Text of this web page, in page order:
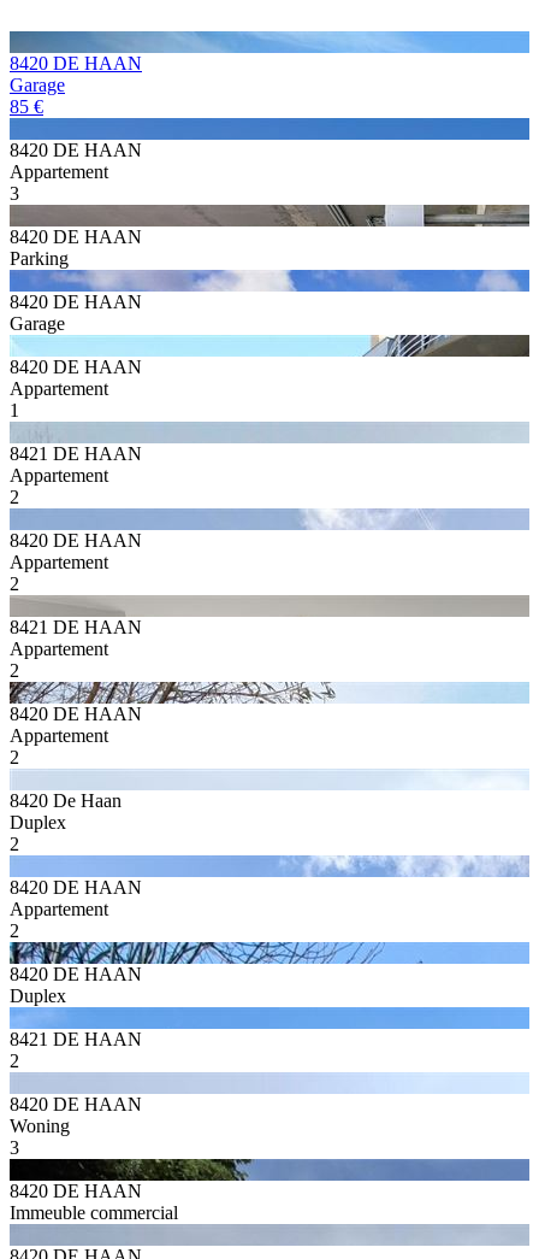
8420 DE HAAN
Garage
85 €
8420 DE HAAN
Appartement
3
8420 DE HAAN
Parking
8420 DE HAAN
Garage
8420 DE HAAN
Appartement
1
8421 DE HAAN
Appartement
2
8420 DE HAAN
Appartement
2
8421 DE HAAN
Appartement
2
8420 DE HAAN
Appartement
2
8420 De Haan
Duplex
2
8420 DE HAAN
Appartement
2
8420 DE HAAN
Duplex
8421 DE HAAN
2
8420 DE HAAN
Woning
3
8420 DE HAAN
Immeuble commercial